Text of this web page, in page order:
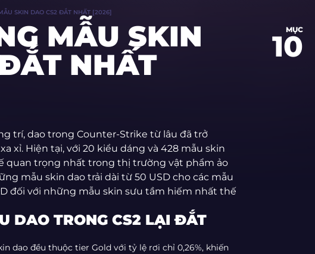
SKIN DAO CS2 ĐẮT NHẤT [2026]
MẪU SKIN
NHẤT
MỤC
10
trí, dao trong Counter-Strike từ lâu đã trở
xỉ. Hiện tại, với 20 kiểu dáng và 428 mẫu skin
quan trọng nhất trong thị trường vật phẩm ảo
mẫu skin dao trải dài từ 50 USD cho các mẫu
đối với những mẫu skin sưu tầm hiếm nhất thế
DAO TRONG CS2 LẠI ĐẮT
dao đều thuộc tier Gold với tỷ lệ rơi chỉ 0,26%, khiến